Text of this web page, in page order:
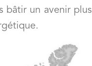
bâtir un avenir plus